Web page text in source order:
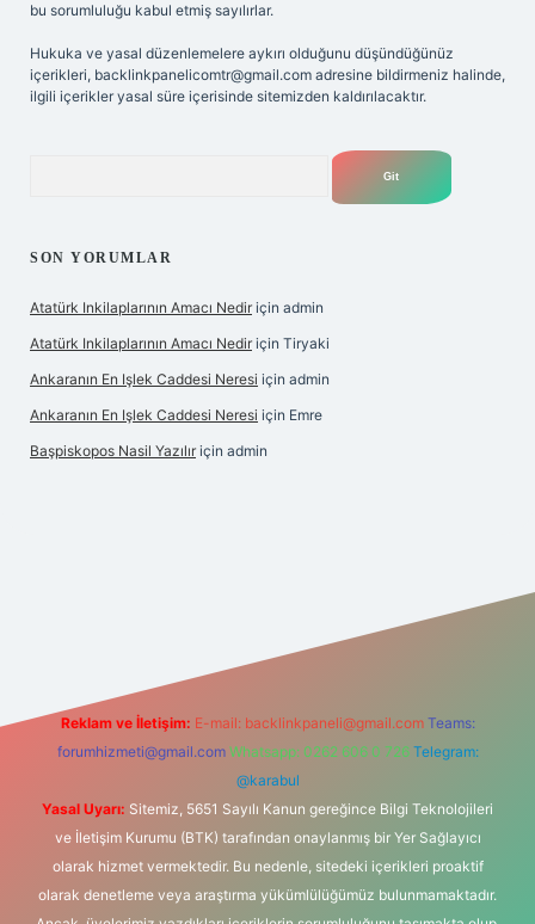
bu sorumluluğu kabul etmiş sayılırlar.
Hukuka ve yasal düzenlemelere aykırı olduğunu düşündüğünüz
içerikleri, backlinkpanelicomtr@gmail.com adresine bildirmeniz halinde,
ilgili içerikler yasal süre içerisinde sitemizden kaldırılacaktır.
SON YORUMLAR
Atatürk Inkilaplarının Amacı Nedir için admin
Atatürk Inkilaplarının Amacı Nedir için Tiryaki
Ankaranın En Işlek Caddesi Neresi için admin
Ankaranın En Işlek Caddesi Neresi için Emre
Başpiskopos Nasil Yazılır için admin
Reklam ve İletişim: E-mail: backlinkpaneli@gmail.com Teams:
forumhizmeti@gmail.com Whatsapp: 0262 606 0 726 Telegram:
@karabul
Yasal Uyarı: Sitemiz, 5651 Sayılı Kanun gereğince Bilgi Teknolojileri
ve İletişim Kurumu (BTK) tarafından onaylanmış bir Yer Sağlayıcı
olarak hizmet vermektedir. Bu nedenle, sitedeki içerikleri proaktif
olarak denetleme veya araştırma yükümlülüğümüz bulunmamaktadır.